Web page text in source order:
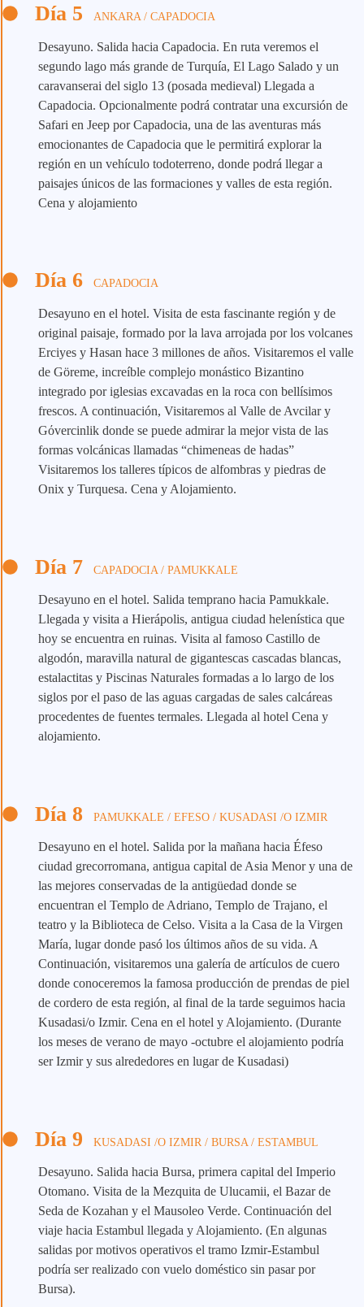
Día 5 ANKARA / CAPADOCIA
Desayuno. Salida hacia Capadocia. En ruta veremos el
segundo lago más grande de Turquía, El Lago Salado y un
caravanserai del siglo 13 (posada medieval) Llegada a
Capadocia. Opcionalmente podrá contratar una excursión de
Safari en Jeep por Capadocia, una de las aventuras más
emocionantes de Capadocia que le permitirá explorar la
región en un vehículo todoterreno, donde podrá llegar a
paisajes únicos de las formaciones y valles de esta región.
Cena y alojamiento
Día 6 CAPADOCIA
Desayuno en el hotel. Visita de esta fascinante región y de
original paisaje, formado por la lava arrojada por los volcanes
Erciyes y Hasan hace 3 millones de años. Visitaremos el valle
de Göreme, increíble complejo monástico Bizantino
integrado por iglesias excavadas en la roca con bellísimos
frescos. A continuación, Visitaremos al Valle de Avcilar y
Gόvercinlik donde se puede admirar la mejor vista de las
formas volcánicas llamadas “chimeneas de hadas”
Visitaremos los talleres típicos de alfombras y piedras de
Onix y Turquesa. Cena y Alojamiento.
Día 7 CAPADOCIA / PAMUKKALE
Desayuno en el hotel. Salida temprano hacia Pamukkale.
Llegada y visita a Hierápolis, antigua ciudad helenística que
hoy se encuentra en ruinas. Visita al famoso Castillo de
algodón, maravilla natural de gigantescas cascadas blancas,
estalactitas y Piscinas Naturales formadas a lo largo de los
siglos por el paso de las aguas cargadas de sales calcáreas
procedentes de fuentes termales. Llegada al hotel Cena y
alojamiento.
Día 8 PAMUKKALE / EFESO / KUSADASI /O IZMIR
Desayuno en el hotel. Salida por la mañana hacia Éfeso
ciudad grecorromana, antigua capital de Asia Menor y una de
las mejores conservadas de la antigüedad donde se
encuentran el Templo de Adriano, Templo de Trajano, el
teatro y la Biblioteca de Celso. Visita a la Casa de la Virgen
María, lugar donde pasó los últimos años de su vida. A
Continuación, visitaremos una galería de artículos de cuero
donde conoceremos la famosa producción de prendas de piel
de cordero de esta región, al final de la tarde seguimos hacia
Kusadasi/o Izmir. Cena en el hotel y Alojamiento. (Durante
los meses de verano de mayo -octubre el alojamiento podría
ser Izmir y sus alrededores en lugar de Kusadasi)
Día 9 KUSADASI /O IZMIR / BURSA / ESTAMBUL
Desayuno. Salida hacia Bursa, primera capital del Imperio
Otomano. Visita de la Mezquita de Ulucamii, el Bazar de
Seda de Kozahan y el Mausoleo Verde. Continuación del
viaje hacia Estambul llegada y Alojamiento. (En algunas
salidas por motivos operativos el tramo Izmir-Estambul
podría ser realizado con vuelo doméstico sin pasar por
Bursa).